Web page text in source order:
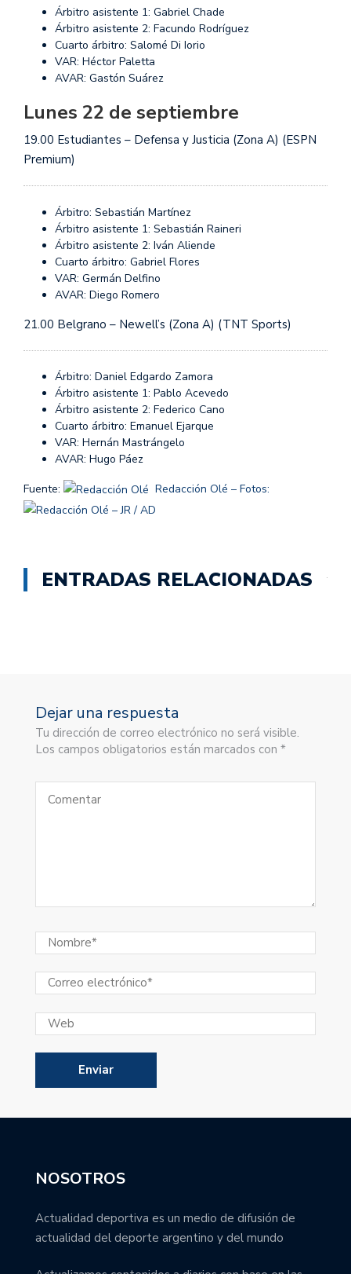
Árbitro asistente 1: Gabriel Chade
Árbitro asistente 2: Facundo Rodríguez
Cuarto árbitro: Salomé Di Iorio
VAR: Héctor Paletta
AVAR: Gastón Suárez
Lunes 22 de septiembre
19.00 Estudiantes – Defensa y Justicia (Zona A) (ESPN
Premium)
Árbitro: Sebastián Martínez
Árbitro asistente 1: Sebastián Raineri
Árbitro asistente 2: Iván Aliende
Cuarto árbitro: Gabriel Flores
VAR: Germán Delfino
AVAR: Diego Romero
21.00 Belgrano – Newell’s (Zona A) (TNT Sports)
Árbitro: Daniel Edgardo Zamora
Árbitro asistente 1: Pablo Acevedo
Árbitro asistente 2: Federico Cano
Cuarto árbitro: Emanuel Ejarque
VAR: Hernán Mastrángelo
AVAR: Hugo Páez
Fuente:
Redacción Olé – Fotos:
– JR / AD
ENTRADAS RELACIONADAS
Dejar una respuesta
Tu dirección de correo electrónico no será visible.
Los campos obligatorios están marcados con *
NOSOTROS
Actualidad deportiva es un medio de difusión de
actualidad del deporte argentino y del mundo